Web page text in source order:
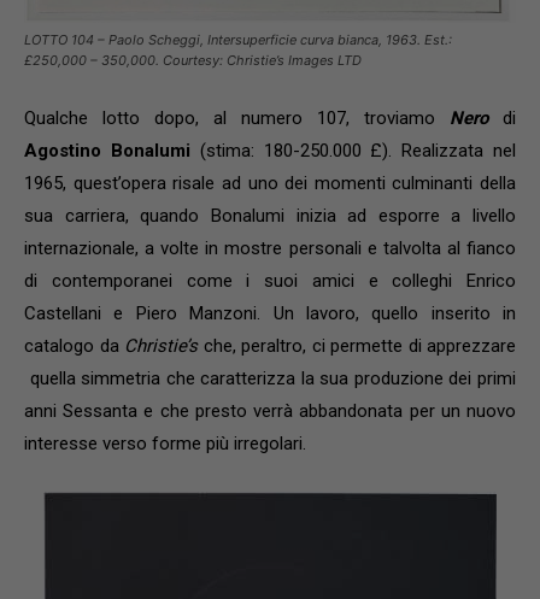
LOTTO 104 – Paolo Scheggi, Intersuperficie curva bianca, 1963. Est.:
£250,000 – 350,000. Courtesy: Christie’s Images LTD
Qualche lotto dopo, al numero 107, troviamo Nerodi
Agostino Bonalumi (stima: 180-250.000 £). Realizzata nel
1965, quest’opera risale ad uno dei momenti culminanti della
sua carriera, quando Bonalumi inizia ad esporre a livello
internazionale, a volte in mostre personali e talvolta al fianco
di contemporanei come i suoi amici e colleghi Enrico
Castellani e Piero Manzoni. Un lavoro, quello inserito in
catalogo da Christie’sche, peraltro, ci permette di apprezzare
quella simmetria che caratterizza la sua produzione dei primi
anni Sessanta e che presto verrà abbandonata per un nuovo
interesse verso forme più irregolari.